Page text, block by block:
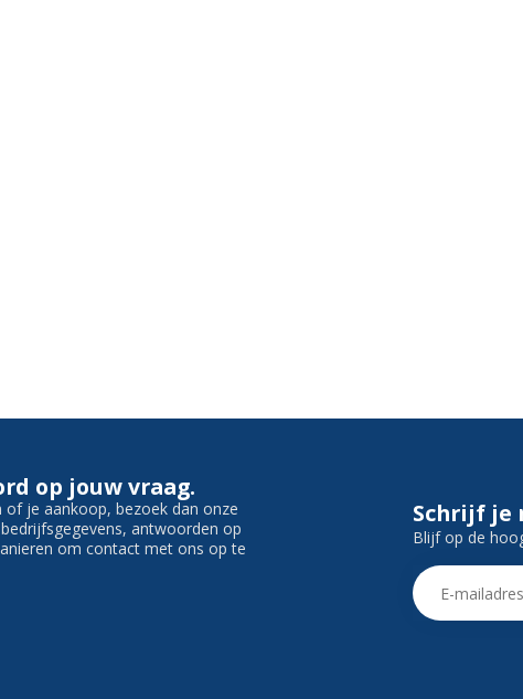
op jouw vraag.
je aankoop, bezoek dan onze
antwoorden op
om contact met ons op te
Schrijf je
Blijf op de